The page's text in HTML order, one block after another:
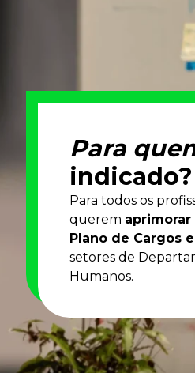
Para
indicado?
Para todos os
querem
Plano de Cargos
setores de
Humanos.